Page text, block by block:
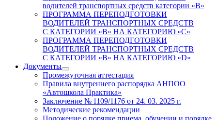
водителей транспортных средств категории «В»
ПРОГРАММА ПЕРЕПОДГОТОВКИ
ВОДИТЕЛЕЙ ТРАНСПОРТНЫХ СРЕДСТВ
С КАТЕГОРИИ «B» НА КАТЕГОРИЮ «C»
ПРОГРАММА ПЕРЕПОДГОТОВКИ
ВОДИТЕЛЕЙ ТРАНСПОРТНЫХ СРЕДСТВ
С КАТЕГОРИИ «B» НА КАТЕГОРИЮ «D»
Документы
Промежуточная аттестация
Правила внутреннего распорядка АНПОО
«Автошкола Практика»
Заключение № 1109/1176 от 24. 03. 2025 г.
Методические рекомендации